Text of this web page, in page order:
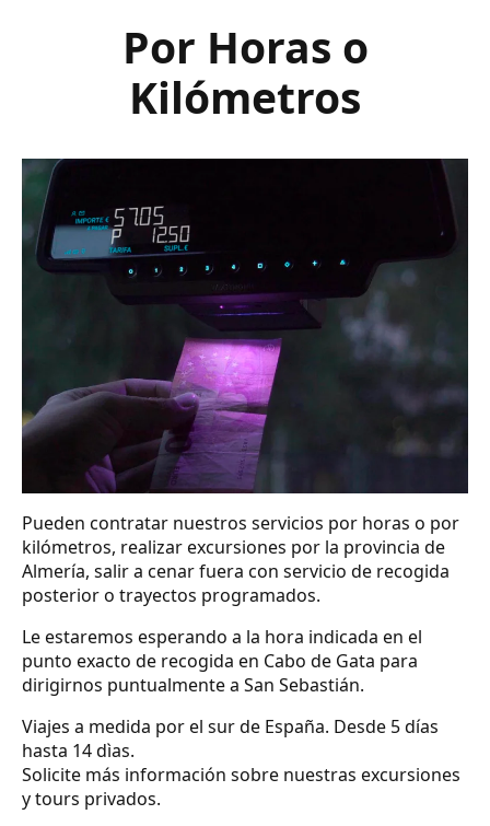
Por Horas o
Kilómetros
Pueden contratar nuestros servicios por horas o por
kilómetros, realizar excursiones por la provincia de
Almería, salir a cenar fuera con servicio de recogida
posterior o trayectos programados.
Le estaremos esperando a la hora indicada en el
punto exacto de recogida en Cabo de Gata para
dirigirnos puntualmente a San Sebastián.
Viajes a medida por el sur de España. Desde 5 días
hasta 14 dìas.
Solicite más información sobre nuestras excursiones
y tours privados.